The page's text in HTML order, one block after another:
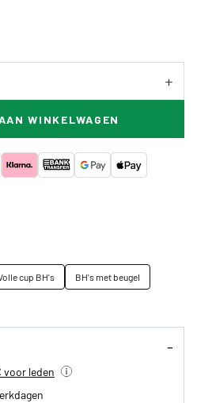
WINKELWAGEN
cup BH's
BH's met beugel
voor leden